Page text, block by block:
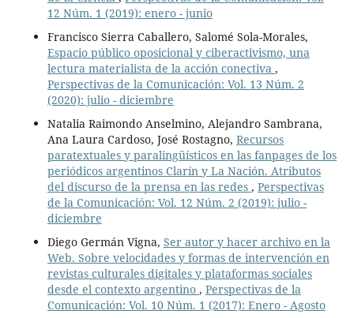
12 Núm. 1 (2019): enero - junio
Francisco Sierra Caballero, Salomé Sola-Morales,
Espacio público oposicional y ciberactivismo, una
lectura materialista de la acción conectiva ,
Perspectivas de la Comunicación: Vol. 13 Núm. 2
(2020): julio - diciembre
Natalia Raimondo Anselmino, Alejandro Sambrana,
Ana Laura Cardoso, José Rostagno, Recursos
paratextuales y paralingüísticos en las fanpages de los
periódicos argentinos Clarín y La Nación. Atributos
del discurso de la prensa en las redes , Perspectivas
de la Comunicación: Vol. 12 Núm. 2 (2019): julio -
diciembre
Diego Germán Vigna, Ser autor y hacer archivo en la
Web. Sobre velocidades y formas de intervención en
revistas culturales digitales y plataformas sociales
desde el contexto argentino , Perspectivas de la
Comunicación: Vol. 10 Núm. 1 (2017): Enero - Agosto